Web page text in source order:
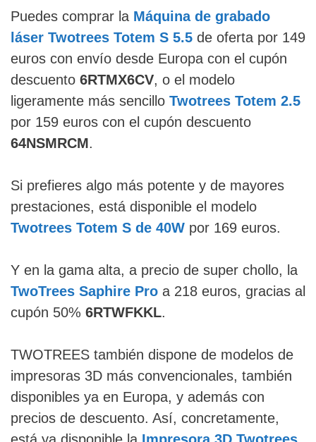
Puedes comprar la Máquina de grabado
láser Twotrees Totem S 5.5 de oferta por 149
euros con envío desde Europa con el cupón
descuento 6RTMX6CV, o el modelo
ligeramente más sencillo Twotrees Totem 2.5
por 159 euros con el cupón descuento
64NSMRCM.
Si prefieres algo más potente y de mayores
prestaciones, está disponible el modelo
Twotrees Totem S de 40W por 169 euros.
Y en la gama alta, a precio de super chollo, la
TwoTrees Saphire Pro a 218 euros, gracias al
cupón 50% 6RTWFKKL.
TWOTREES también dispone de modelos de
impresoras 3D más convencionales, también
disponibles ya en Europa, y además con
precios de descuento. Así, concretamente,
está ya disponible la Impresora 3D Twotrees